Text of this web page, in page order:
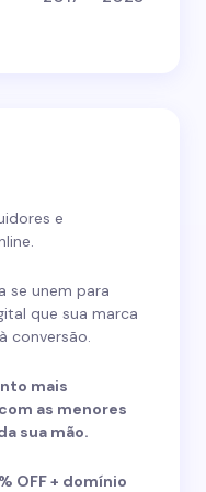
e
se unem para
que sua marca
conversão.
mais
as menores
sua mão.
OFF + domínio